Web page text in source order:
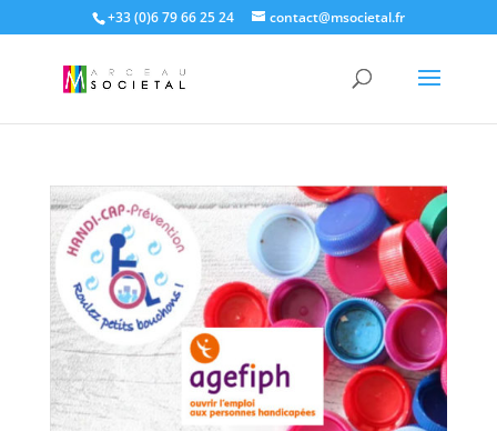
+33 (0)6 79 66 25 24 contact@msocietal.fr